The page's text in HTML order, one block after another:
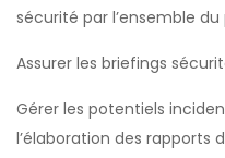
sécurité par l’ensemble du
Assurer les briefings
Gérer les potentiels
l’élaboration des rapports